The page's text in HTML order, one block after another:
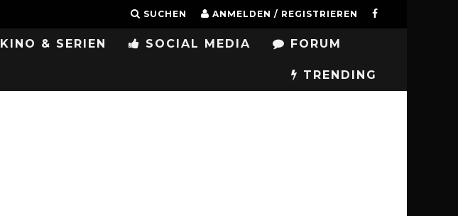
SUCHEN ANMELDEN / REGISTRIEREN
KINO & SERIEN SOCIAL MEDIA FORUM
TRENDING